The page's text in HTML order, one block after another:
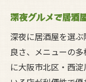
深夜グルメで居酒
深夜に居酒屋を選
良さ、メニューの
に大阪市北区・西